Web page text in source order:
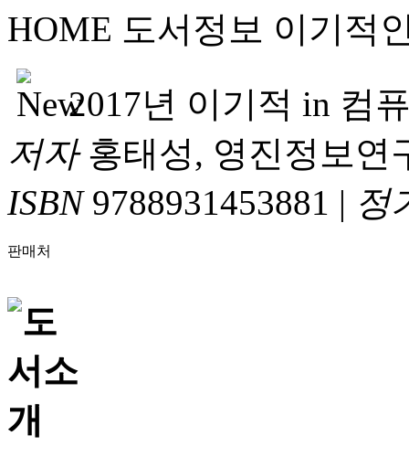
HOME 도서정보 이기적
2017년 이기적 in 컴
저자홍태성, 영진정보연
ISBN9788931453881 | 정
판매처